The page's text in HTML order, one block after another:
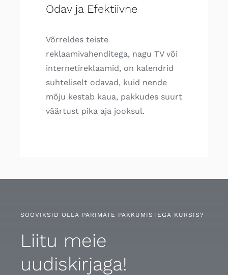
Odav ja Efektiivne
Võrreldes teiste
reklaamivahenditega, nagu TV või
internetireklaamid, on kalendrid
suhteliselt odavad, kuid nende
mõju kestab kaua, pakkudes suurt
väärtust pika aja jooksul.
SOOVIKSID OLLA PARIMATE PAKKUMISTEGA KURSIS?
Liitu meie
uudiskirjaga!